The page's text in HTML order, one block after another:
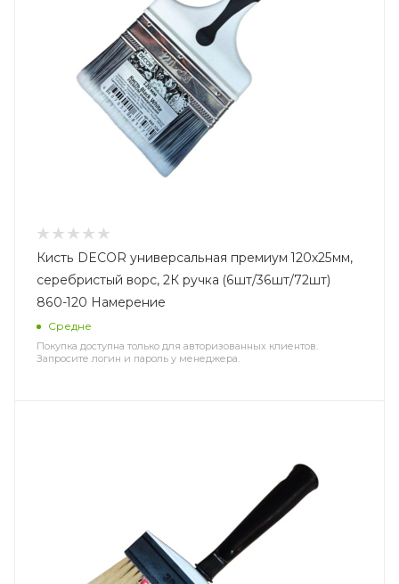
Кисть DECOR универсальная премиум 120х25мм,
серебристый ворс, 2К ручка (6шт/36шт/72шт)
860-120 Намерение
Средне
Покупка доступна только для авторизованных клиентов.
Запросите логин и пароль у менеджера.